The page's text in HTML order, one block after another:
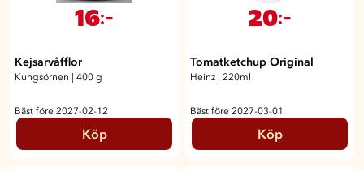
16:-
Kejsarvåfflor
Kungsörnen 400 g
Bäst före 2027-02-12
Köp
20:-
Tomatketchup Original
Heinz 220ml
Bäst före 2027-03-01
Köp